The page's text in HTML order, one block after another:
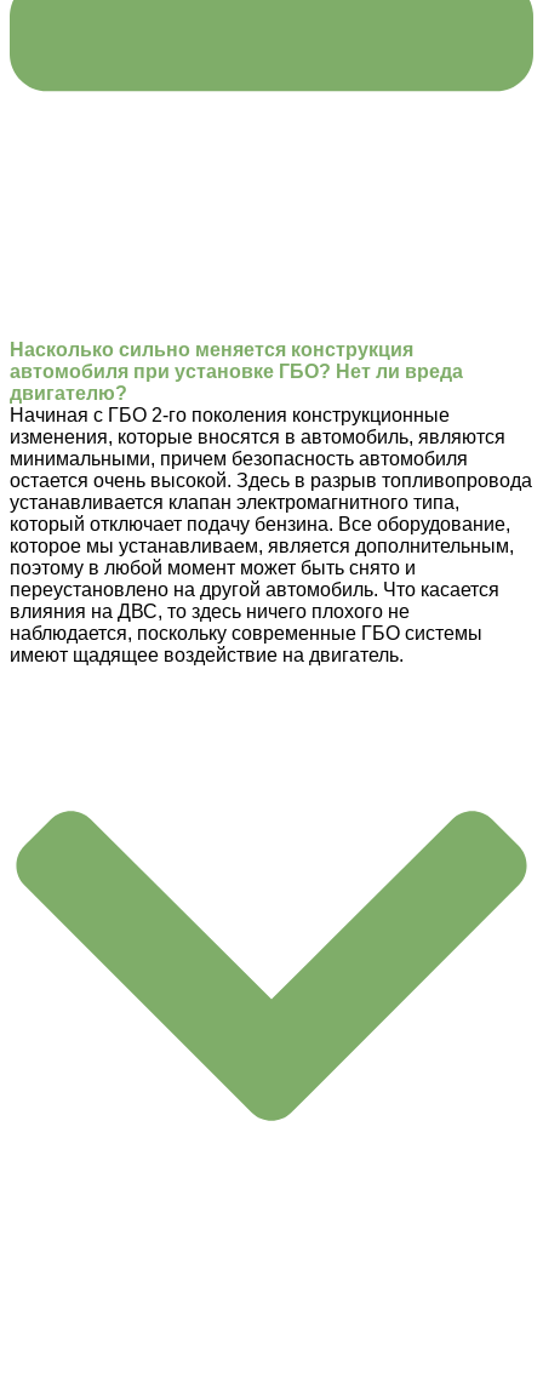
Насколько сильно меняется конструкция
автомобиля при установке ГБО? Нет ли вреда
двигателю?
Начиная с ГБО 2-го поколения конструкционные
изменения, которые вносятся в автомобиль, являются
минимальными, причем безопасность автомобиля
остается очень высокой. Здесь в разрыв топливопровода
устанавливается клапан электромагнитного типа,
который отключает подачу бензина. Все оборудование,
которое мы устанавливаем, является дополнительным,
поэтому в любой момент может быть снято и
переустановлено на другой автомобиль. Что касается
влияния на ДВС, то здесь ничего плохого не
наблюдается, поскольку современные ГБО системы
имеют щадящее воздействие на двигатель.